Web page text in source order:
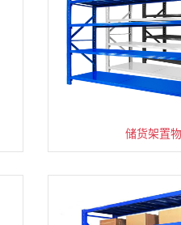
储货架置
超市零食储物架